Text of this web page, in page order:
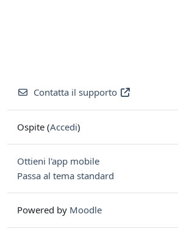
Contatta il supporto
Ospite (Accedi)
Ottieni l'app mobile
Passa al tema standard
Powered by Moodle